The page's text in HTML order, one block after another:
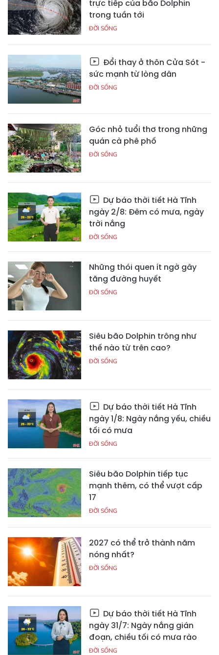
trực tiếp của bão Dolphin
trong tuần tới
ĐỜI SỐNG
Đổi thay ở thôn Cửa Sót -
sức mạnh từ lòng dân
ĐỜI SỐNG
Góc nhỏ tuổi thơ trong những
quán cà phê phố
ĐỜI SỐNG
Dự báo thời tiết Hà Tĩnh
ngày 2/8: Đêm có mưa, ngày
trời nắng
ĐỜI SỐNG
Những thói quen ít ngờ gây
tăng đường huyết
ĐỜI SỐNG
Siêu bão Dolphin trông như
thế nào từ trên cao?
ĐỜI SỐNG
Dự báo thời tiết Hà Tĩnh
ngày 1/8: Ngày nắng yếu, chiều
tối có mưa
ĐỜI SỐNG
Siêu bão Dolphin tiếp tục
mạnh thêm, có thể vượt cấp
17
ĐỜI SỐNG
2027 có thể trở thành năm
nóng nhất?
ĐỜI SỐNG
Dự báo thời tiết Hà Tĩnh
ngày 31/7: Ngày nắng gián
đoạn, chiều tối có mưa rào
ĐỜI SỐNG